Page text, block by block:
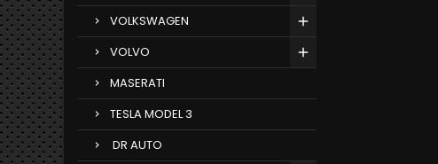
VOLKSWAGEN
VOLVO
MASERATI
TESLA MODEL 3
DR AUTO